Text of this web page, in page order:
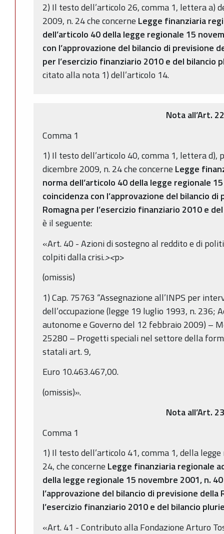
2) Il testo dell’articolo 26, comma 1, lettera a)
2009, n. 24 che concerne Legge finanziaria
dell’articolo 40 della legge regionale 15
con l’approvazione del bilancio di previsione
per l’esercizio finanziario 2010 e del bilancio
citato alla nota 1) dell’articolo 14.
Nota all’Art. 22
Comma 1
1) Il testo dell’articolo 40, comma 1, lettera d),
dicembre 2009, n. 24 che concerne Legge
norma dell’articolo 40 della legge regionale
coincidenza con l’approvazione del bilancio
Romagna per l’esercizio finanziario 2010 e
è il seguente:
«Art. 40 - Azioni di sostegno al reddito e di
colpiti dalla crisi.><p>
(omissis)
1) Cap. 75763 “Assegnazione all’INPS per
dell’occupazione (legge 19 luglio 1993, n. 236;
autonome e Governo del 12 febbraio 2009) –
25280 – Progetti speciali nel settore della
statali art. 9,
Euro 10.463.467,00.
(omissis)».
Nota all’Art. 23
Comma 1
1) Il testo dell’articolo 41, comma 1, della
24, che concerne Legge finanziaria regionale
della legge regionale 15 novembre 2001, n.
l’approvazione del bilancio di previsione della
l’esercizio finanziario 2010 e del bilancio
«Art. 41 - Contributo alla Fondazione Arturo